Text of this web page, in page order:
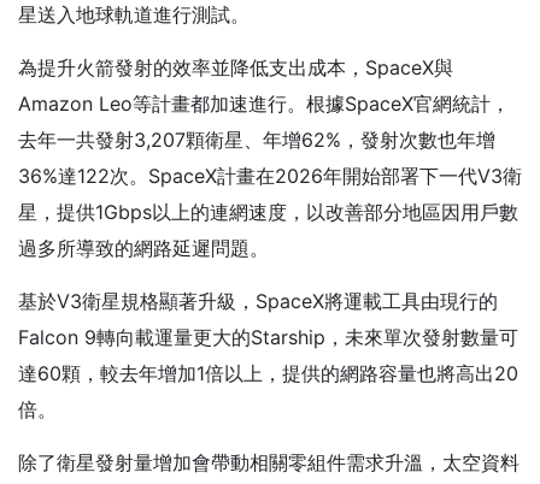
星送入地球軌道進行測試。
為提升火箭發射的效率並降低支出成本，SpaceX與
Amazon Leo等計畫都加速進行。根據SpaceX官網統計，
去年一共發射3,207顆衛星、年增62%，發射次數也年增
36%達122次。SpaceX計畫在2026年開始部署下一代V3衛
星，提供1Gbps以上的連網速度，以改善部分地區因用戶數
過多所導致的網路延遲問題。
基於V3衛星規格顯著升級，SpaceX將運載工具由現行的
Falcon 9轉向載運量更大的Starship，未來單次發射數量可
達60顆，較去年增加1倍以上，提供的網路容量也將高出20
倍。
除了衛星發射量增加會帶動相關零組件需求升溫，太空資料